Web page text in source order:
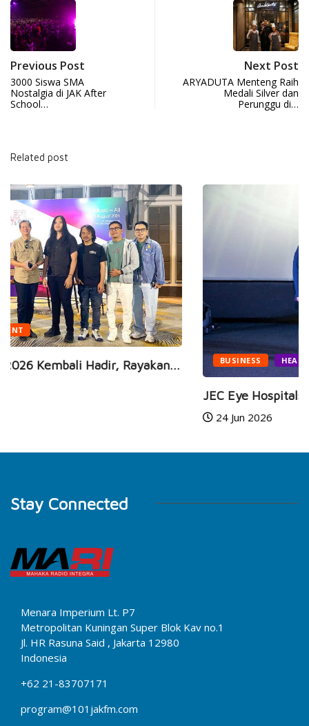
Previous Post
3000 Siswa SMA
Nostalgia di JAK After
School…
Next Post
ARYADUTA Menteng Raih
Medali Silver dan
Perunggu di…
Related post
BUSINESS HEALTH
JEC Eye Hospitals & Clinics Raih Marketeers...
Stay Connected
Menara Imperium Lt. P7
Metropolitan Kuningan Super Blok Kav no.1
Jl. HR Rasuna Said , Jakarta 12980
Indonesia
+62 21-83707171
program@101jakfm.com